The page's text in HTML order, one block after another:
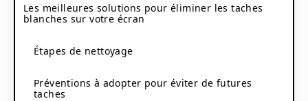
Les meilleures solutions pour éliminer les taches
blanches sur votre écran
Étapes de nettoyage
Préventions à adopter pour éviter de futures
taches